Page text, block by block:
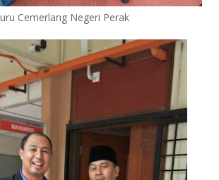
Cemerlang Negeri Perak